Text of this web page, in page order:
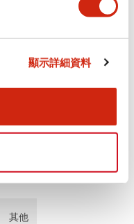
顯示詳細資料
其他